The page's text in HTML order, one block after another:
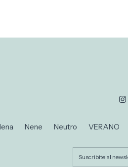
Nene Neutro VERANO